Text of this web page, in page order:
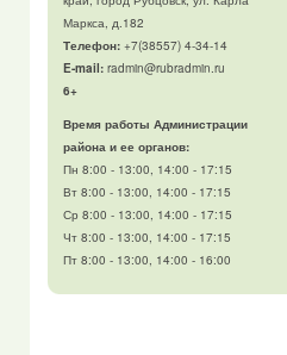
Маркса, д.182
Телефон: +7(38557) 4-34-14
E-mail: radmin@rubradmin.ru
6+
Время работы Администрации
района и ее органов:
Пн 8:00 - 13:00, 14:00 - 17:15
Вт 8:00 - 13:00, 14:00 - 17:15
Ср 8:00 - 13:00, 14:00 - 17:15
Чт 8:00 - 13:00, 14:00 - 17:15
Пт 8:00 - 13:00, 14:00 - 16:00